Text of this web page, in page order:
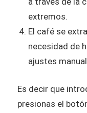
extremos.
El café se
necesidad de
ajustes
Es decir que
presionas el